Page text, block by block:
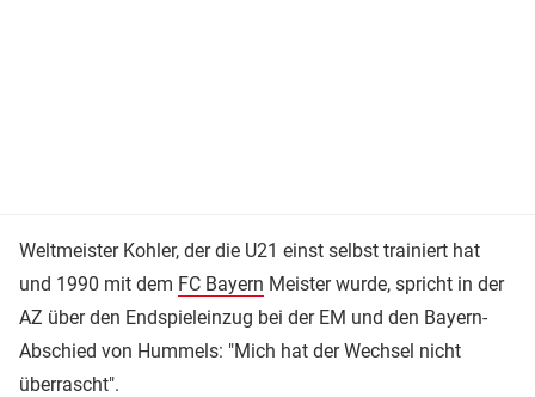
Weltmeister Kohler, der die U21 einst selbst trainiert hat
und 1990 mit dem FC Bayern Meister wurde, spricht in der
AZ über den Endspieleinzug bei der EM und den Bayern-
Abschied von Hummels: "Mich hat der Wechsel nicht
überrascht".